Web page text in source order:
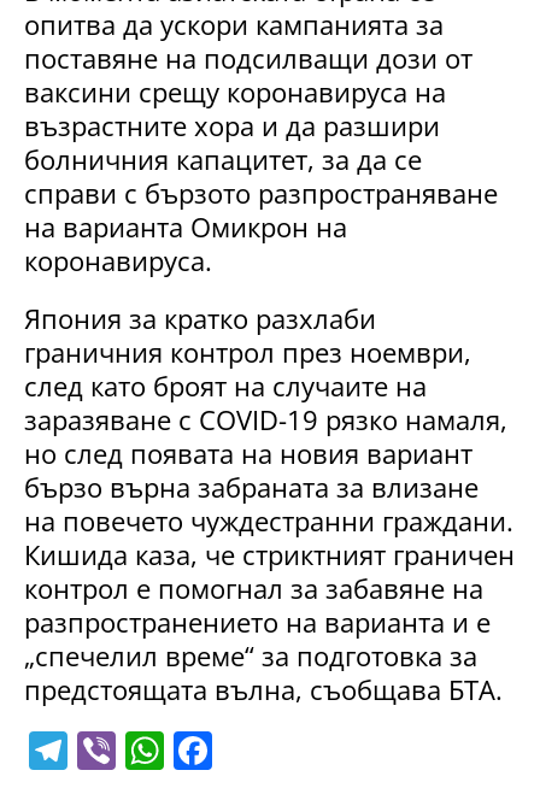
опитва да ускори кампанията за
поставяне на подсилващи дози от
ваксини срещу коронавируса на
възрастните хора и да разшири
болничния капацитет, за да се
справи с бързото разпространяване
на варианта Омикрон на
коронавируса.
Япония за кратко разхлаби
граничния контрол през ноември,
след като броят на случаите на
заразяване с COVID-19 рязко намаля,
но след появата на новия вариант
бързо върна забраната за влизане
на повечето чуждестранни граждани.
Кишида каза, че стриктният граничен
контрол е помогнал за забавяне на
разпространението на варианта и е
„спечелил време“ за подготовка за
предстоящата вълна, съобщава БТА.
T Vi W